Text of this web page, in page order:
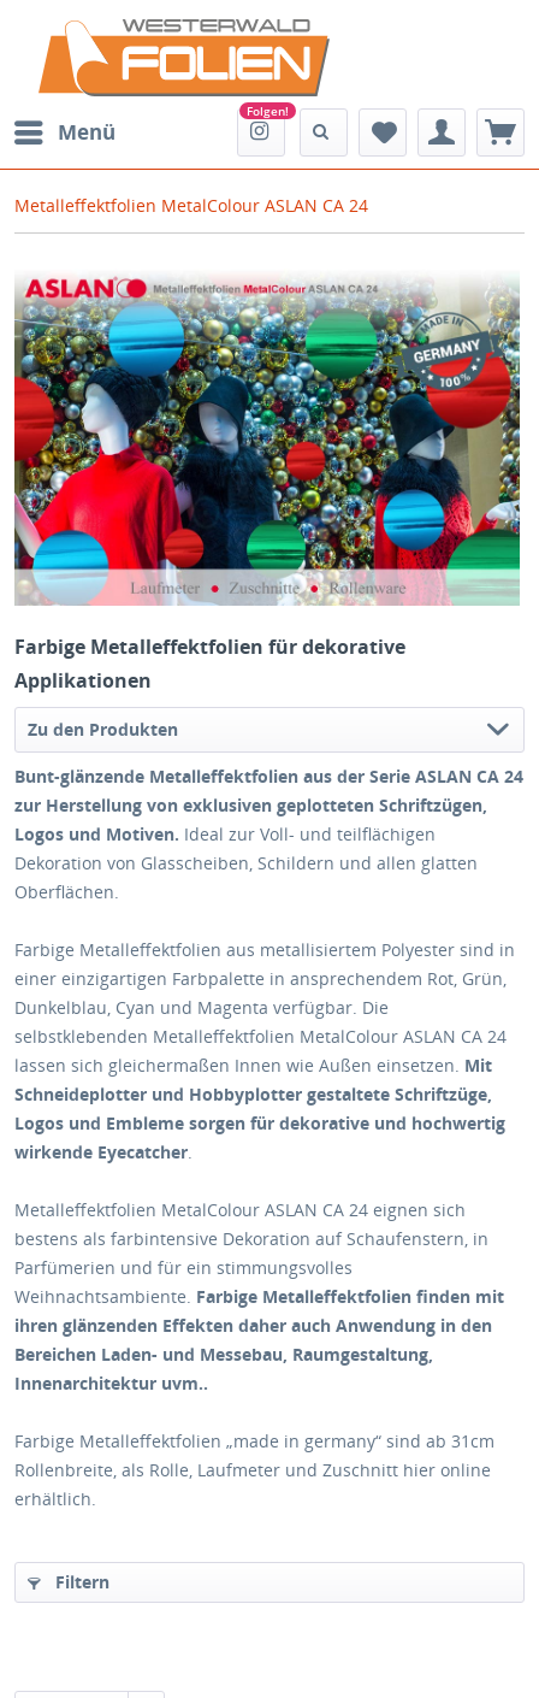
Menü
Metalleffektfolien MetalColour ASLAN CA 24
Farbige Metalleffektfolien für dekorative
Applikationen
Zu den Produkten
Bunt-glänzende Metalleffektfolien aus der Serie ASLAN CA 24
zur Herstellung von exklusiven geplotteten Schriftzügen,
Logos und Motiven. Ideal zur Voll- und teilflächigen
Dekoration von Glasscheiben, Schildern und allen glatten
Oberflächen.
Farbige Metalleffektfolien aus metallisiertem Polyester sind in
einer einzigartigen Farbpalette in ansprechendem Rot, Grün,
Dunkelblau, Cyan und Magenta verfügbar. Die
selbstklebenden Metalleffektfolien MetalColour ASLAN CA 24
lassen sich gleichermaßen Innen wie Außen einsetzen. Mit
Schneideplotter und Hobbyplotter gestaltete Schriftzüge,
Logos und Embleme sorgen für dekorative und hochwertig
wirkende Eyecatcher.
Metalleffektfolien MetalColour ASLAN CA 24 eignen sich
bestens als farbintensive Dekoration auf Schaufenstern, in
Parfümerien und für ein stimmungsvolles
Weihnachtsambiente. Farbige Metalleffektfolien finden mit
ihren glänzenden Effekten daher auch Anwendung in den
Bereichen Laden- und Messebau, Raumgestaltung,
Innenarchitektur uvm..
Farbige Metalleffektfolien „made in germany“ sind ab 31cm
Rollenbreite, als Rolle, Laufmeter und Zuschnitt hier online
erhältlich.
Filtern